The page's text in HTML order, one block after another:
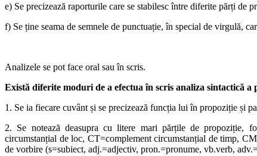
e) Se precizează raporturile care se stabilesc între diferite părți de
f) Se ține seama de semnele de punctuație, în special de virgulă,
Analizele se pot face oral sau în scris.
Există diferite moduri de a efectua în scris analiza sintactică a
1. Se ia fiecare cuvânt și se precizează funcția lui în propoziție și
2. Se notează deasupra cu litere mari părțile de propoziție,
circumstanțial de loc, CT=complement circumstanțial de timp,
de vorbire (s=subiect, adj.=adjectiv, pron.=pronume, vb.verb,